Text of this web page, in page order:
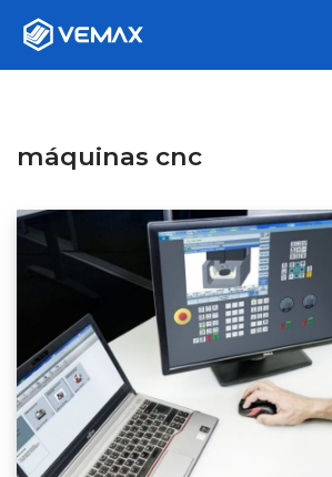
máquinas cnc